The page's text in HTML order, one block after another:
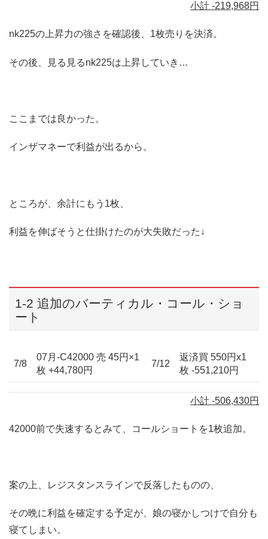
小計 -219,968円
nk225の上昇力の強さを確認後、1枚売りを決済。
その後、見る見るnk225は上昇していき…
ここまでは良かった。
インザマネーで利益が出るから。
ところが、余計にもう1枚、
利益を伸ばそうと仕掛けたのが大失敗だった↓
1-2 追加のバーティカル・コール・ショ
ート
7/8
07月-C42000 売 45円×1
枚 +44,780円
7/12
返済買 550円x1
枚 -551,210円
小計 -506,430円
42000前で失速するとみて、コールショートを1枚追加。
案の上、レジスタンスラインで反落したものの、
その晩に利益を確定する予定が、娘の寝かしつけで自分も
寝てしまい。